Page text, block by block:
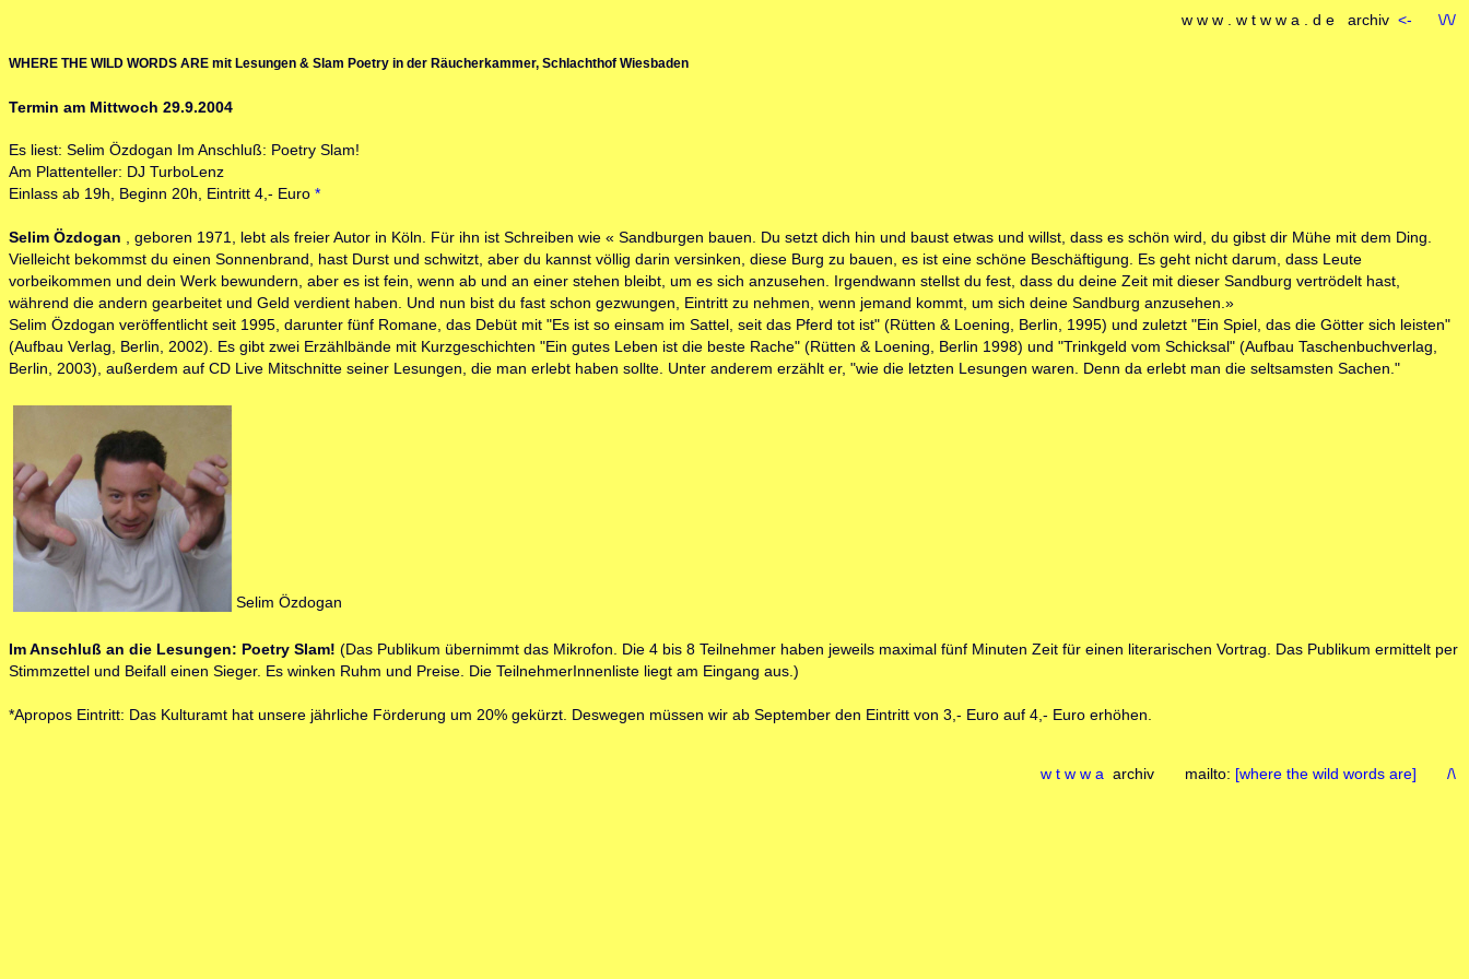
w w w . w t w w a . d e archiv <- \/\/
WHERE THE WILD WORDS ARE mit Lesungen & Slam Poetry in der Räucherkammer, Schlachthof Wiesbaden
Termin am Mittwoch 29.9.2004
Es liest: Selim Özdogan Im Anschluß: Poetry Slam!
Am Plattenteller: DJ TurboLenz
Einlass ab 19h, Beginn 20h, Eintritt 4,- Euro *
Selim Özdogan
, geboren 1971, lebt als freier Autor in Köln. Für ihn ist Schreiben wie « Sandburgen bauen. Du setzt dich hin und baust etwas und willst, dass es schön wird, du gibst dir Mühe mit dem Ding.
Vielleicht bekommst du einen Sonnenbrand, hast Durst und schwitzt, aber du kannst völlig darin versinken, diese Burg zu bauen, es ist eine schöne Beschäftigung. Es geht nicht darum, dass Leute
vorbeikommen und dein Werk bewundern, aber es ist fein, wenn ab und an einer stehen bleibt, um es sich anzusehen. Irgendwann stellst du fest, dass du deine Zeit mit dieser Sandburg vertrödelt hast,
während die andern gearbeitet und Geld verdient haben. Und nun bist du fast schon gezwungen, Eintritt zu nehmen, wenn jemand kommt, um sich deine Sandburg anzusehen.»
Selim Özdogan veröffentlicht seit 1995, darunter fünf Romane, das Debüt mit "Es ist so einsam im Sattel, seit das Pferd tot ist" (Rütten & Loening, Berlin, 1995) und zuletzt "Ein Spiel, das die Götter sich leisten"
(Aufbau Verlag, Berlin, 2002). Es gibt zwei Erzählbände mit Kurzgeschichten "Ein gutes Leben ist die beste Rache" (Rütten & Loening, Berlin 1998) und "Trinkgeld vom Schicksal" (Aufbau Taschenbuchverlag,
Berlin, 2003), außerdem auf CD Live Mitschnitte seiner Lesungen, die man erlebt haben sollte. Unter anderem erzählt er, "wie die letzten Lesungen waren. Denn da erlebt man die seltsamsten Sachen."
Selim Özdogan
Im Anschluß an die Lesungen: Poetry Slam! (Das Publikum übernimmt das Mikrofon. Die 4 bis 8 Teilnehmer haben jeweils maximal fünf Minuten Zeit für einen literarischen Vortrag. Das Publikum ermittelt per
Stimmzettel und Beifall einen Sieger. Es winken Ruhm und Preise. Die TeilnehmerInnenliste liegt am Eingang aus. )
*Apropos Eintritt: Das Kulturamt hat unsere jährliche Förderung um 20% gekürzt. Deswegen müssen wir ab September den Eintritt von 3,- Euro auf 4,- Euro erhöhen.
w t w w a archiv mailto: [where the wild words are] /\